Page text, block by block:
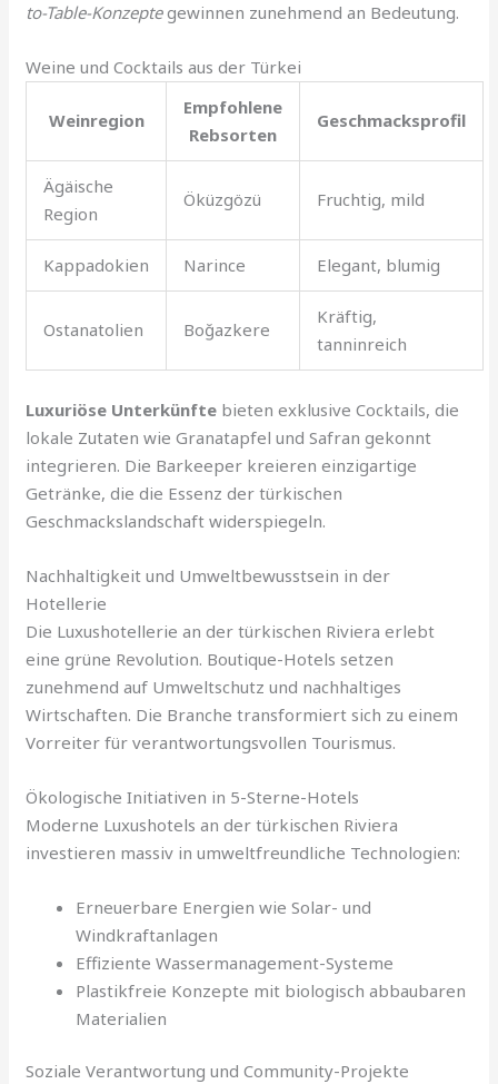
to-Table-Konzeptegewinnen zunehmend an Bedeutung.
Weine und Cocktails aus der Türkei
Weinregion
Empfohlene
Rebsorten
Geschmacksprofil
Ägäische
Region
Öküzgözü Fruchtig, mild
Kappadokien Narince Elegant, blumig
Ostanatolien Boğazkere
Kräftig,
tanninreich
Luxuriöse Unterkünfte bieten exklusive Cocktails, die
lokale Zutaten wie Granatapfel und Safran gekonnt
integrieren. Die Barkeeper kreieren einzigartige
Getränke, die die Essenz der türkischen
Geschmackslandschaft widerspiegeln.
Nachhaltigkeit und Umweltbewusstsein in der
Hotellerie
Die Luxushotellerie an der türkischen Riviera erlebt
eine grüne Revolution. Boutique-Hotels setzen
zunehmend auf Umweltschutz und nachhaltiges
Wirtschaften. Die Branche transformiert sich zu einem
Vorreiter für verantwortungsvollen Tourismus.
Ökologische Initiativen in 5-Sterne-Hotels
Moderne Luxushotels an der türkischen Riviera
investieren massiv in umweltfreundliche Technologien:
Erneuerbare Energien wie Solar- und
Windkraftanlagen
Effiziente Wassermanagement-Systeme
Plastikfreie Konzepte mit biologisch abbaubaren
Materialien
Soziale Verantwortung und Community-Projekte